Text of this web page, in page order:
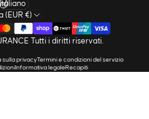
Tutti i diritti riservati.
sulla privacyTermini e condizioni del servizio
Informativa legaleRecapiti
(EUR €)